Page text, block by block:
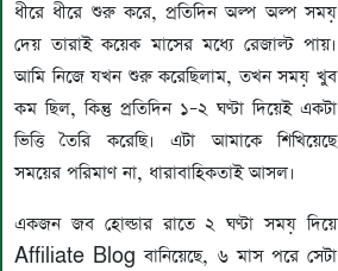
ধীরে ধীরে শুরু করে, প্রতিদিন অল্প অল্প সময়
দেয় তারাই কয়েক মাসের মধ্যে রেজাল্ট পায়।
আমি নিজে যখন শুরু করেছিলাম, তখন সময় খুব
কম ছিল, কিন্তু প্রতিদিন ১–২ ঘণ্টা দিয়েই একটা
ভিত্তি তৈরি করেছি। এটা আমাকে শিখিয়েছে
সময়ের পরিমাণ না, ধারাবাহিকতাই আসল।
একজন জব হোল্ডার রাতে ২ ঘণ্টা সময় দিয়ে
Affiliate Blog বানিয়েছে, ৬ মাস পরে সেটা